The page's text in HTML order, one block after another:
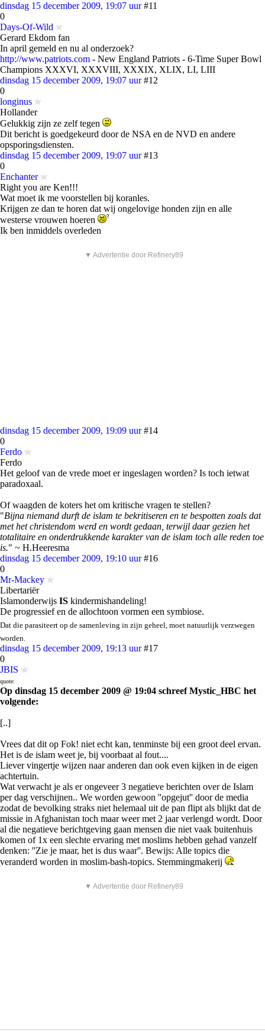
dinsdag 15 december 2009, 19:07 uur #11
0
Days-Of-Wild
Gerard Ekdom fan
In april gemeld en nu al onderzoek?
http://www.patriots.com - New England Patriots - 6-Time Super Bowl
Champions XXXVI, XXXVIII, XXXIX, XLIX, LI, LIII
dinsdag 15 december 2009, 19:07 uur #12
0
longinus
Hollander
Gelukkig zijn ze zelf tegen
Dit bericht is goedgekeurd door de NSA en de NVD en andere
opsporingsdiensten.
dinsdag 15 december 2009, 19:07 uur #13
0
Enchanter
Right you are Ken!!!
Wat moet ik me voorstellen bij koranles.
Krijgen ze dan te horen dat wij ongelovige honden zijn en alle
westerse vrouwen hoeren
Ik ben inmiddels overleden
▼ Advertentie door Refinery89
dinsdag 15 december 2009, 19:09 uur #14
0
Ferdo
Ferdo
Het geloof van de vrede moet er ingeslagen worden? Is toch ietwat
paradoxaal.
Of waagden de koters het om kritische vragen te stellen?
"Bijna niemand durft de islam te bekritiseren en te bespotten zoals dat
met het christendom werd en wordt gedaan, terwijl daar gezien het
totalitaire en onderdrukkende karakter van de islam toch alle reden toe
is." ~ H.Heeresma
dinsdag 15 december 2009, 19:10 uur #16
0
Mr-Mackey
Libertariër
Islamonderwijs IS kindermishandeling!
De progressief en de allochtoon vormen een symbiose.
Dat die parasiteert op de samenleving in zijn geheel, moet natuurlijk verzwegen
worden.
dinsdag 15 december 2009, 19:13 uur #17
0
JBIS
quote:
Op dinsdag 15 december 2009 @ 19:04 schreef Mystic_HBC het
volgende:
[..]
Vrees dat dit op Fok! niet echt kan, tenminste bij een groot deel ervan.
Het is de islam weet je, bij voorbaat al fout....
Liever vingertje wijzen naar anderen dan ook even kijken in de eigen
achtertuin.
Wat verwacht je als er ongeveer 3 negatieve berichten over de Islam
per dag verschijnen.. We worden gewoon ''opgejut'' door de media
zodat de bevolking straks niet helemaal uit de pan flipt als blijkt dat de
missie in Afghanistan toch maar weer met 2 jaar verlengd wordt. Door
al die negatieve berichtgeving gaan mensen die niet vaak buitenhuis
komen of 1x een slechte ervaring met moslims hebben gehad vanzelf
denken: ''Zie je maar, het is dus waar''. Bewijs: Alle topics die
veranderd worden in moslim-bash-topics. Stemmingmakerij
▼ Advertentie door Refinery89